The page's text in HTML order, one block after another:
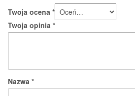
Twoja ocena *
Twoja opinia *
Nazwa *